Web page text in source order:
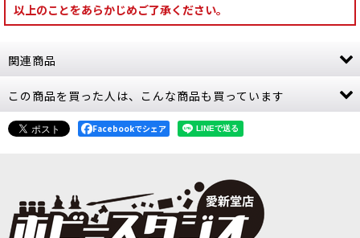
以上のことをあらかじめご了承ください。
関連商品
[ソウルブライト・グレイヴロード] 虚ろの王刃団
[91-46]
9,900円(税込)
ー」ソウルブライト・グレイヴロードの勢力のプ
ッシュフィット式新シタデルミニチュア3体。
Black Library小説の登場人物がキットとなって登
場。フレッシ…
この商品を買った人は、こんな商品も買っています
Facebookでシェア